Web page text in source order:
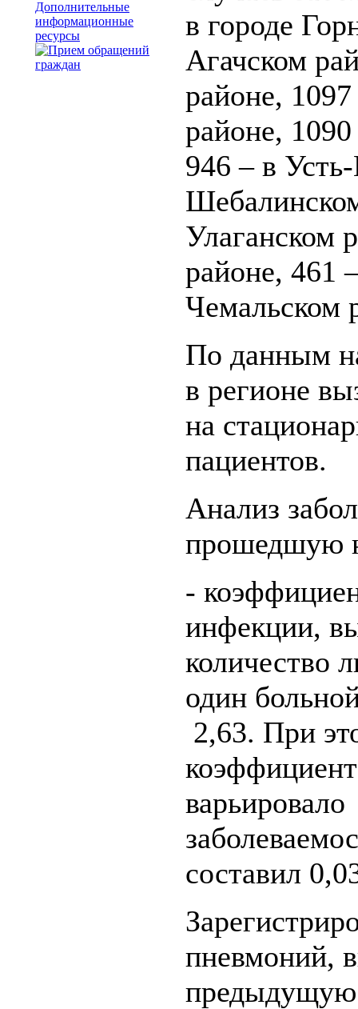
Дополнительные
информационные
ресурсы
в городе
Агачском
районе,
районе,
946 – в
Улаганском
районе, 461
Чемальском
По данным
в регионе
на
пациентов.
Анализ
прошедшую
-
инфекции,
количество
один
2,63. При
составил
пневмоний,
предыдущую